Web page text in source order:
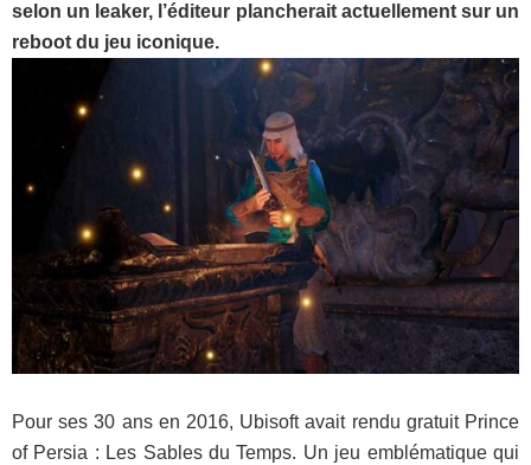
selon un leaker, l’éditeur plancherait actuellement sur un
reboot du jeu iconique.
Pour ses 30 ans en 2016, Ubisoft avait rendu gratuit Prince
of Persia : Les Sables du Temps. Un jeu emblématique qui